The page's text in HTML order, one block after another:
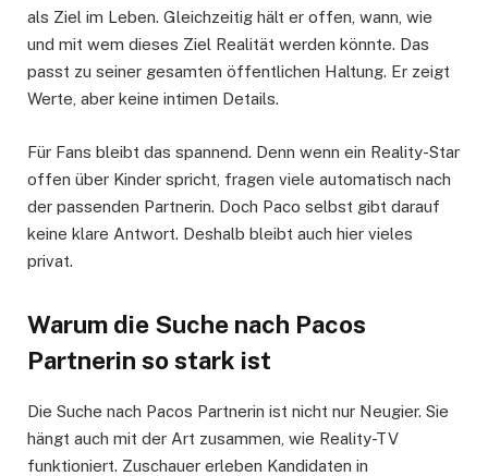
als Ziel im Leben. Gleichzeitig hält er offen, wann, wie
und mit wem dieses Ziel Realität werden könnte. Das
passt zu seiner gesamten öffentlichen Haltung. Er zeigt
Werte, aber keine intimen Details.
Für Fans bleibt das spannend. Denn wenn ein Reality-Star
offen über Kinder spricht, fragen viele automatisch nach
der passenden Partnerin. Doch Paco selbst gibt darauf
keine klare Antwort. Deshalb bleibt auch hier vieles
privat.
Warum die Suche nach Pacos
Partnerin so stark ist
Die Suche nach Pacos Partnerin ist nicht nur Neugier. Sie
hängt auch mit der Art zusammen, wie Reality-TV
funktioniert. Zuschauer erleben Kandidaten in